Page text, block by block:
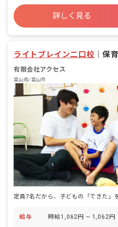
ル方法を同じ目線から
るお仕事です。 『保育
い……』という方でも、
の自然散策 ・施設内で
お絵描きや工作 ・実験 ■職員構成 従業
員数 35名 男女比 女性
20％ 中途採用 全体の
全体の10％ アルバイ
の45% 社員の既婚率
年齢 38歳
ボーナス・賞与あり
社会保険完
福利厚生充実
退職金制度
残業
詳しく見る
ライトブレイン二口校 ｜保
有限会社アクセス
富山県/富山市
定員7名だから、子どもの「できた」
給与 時給1,062円 ~ 1,062円